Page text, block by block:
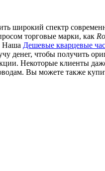
широкий спектр
торговые марки, как
Наша Дешевые кварцевые
денег, чтобы получить
Некоторые клиенты
Вы можете также